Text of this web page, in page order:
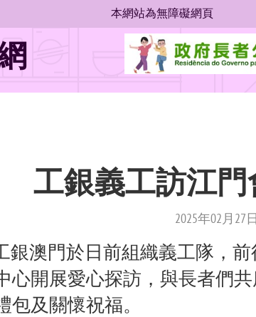
本網站為無障礙網頁
工銀義工訪江
2025年02月27日
銀澳門於日前組織義工隊，
心開展愛心探訪，與長者們
包及關懷祝福。